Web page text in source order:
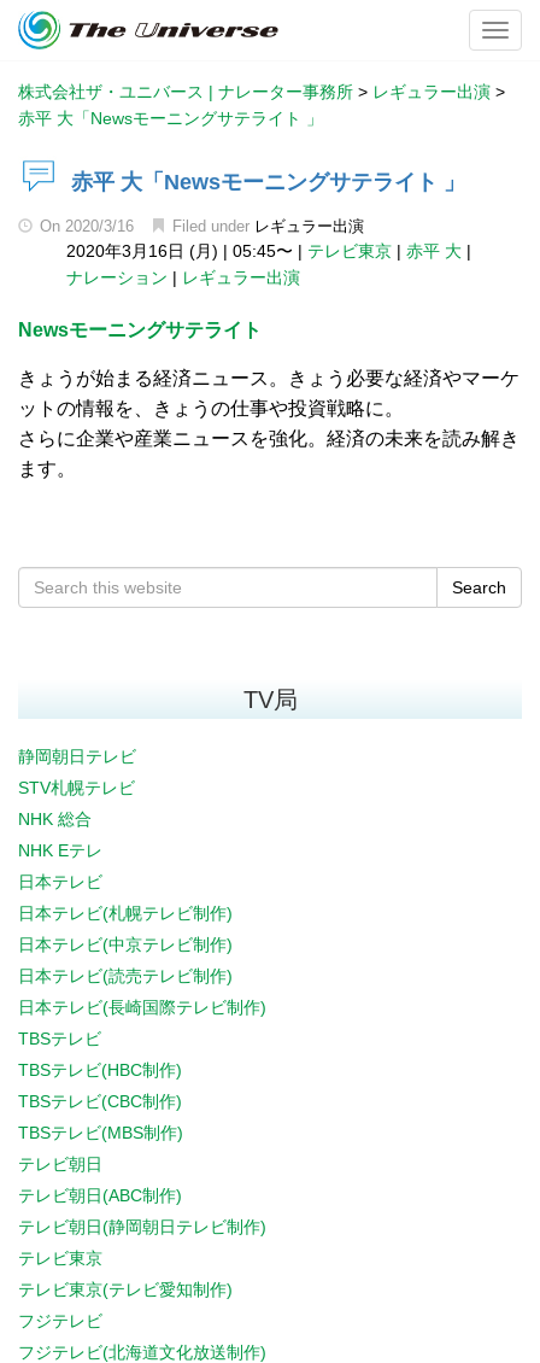
株式会社ザ・ユニバース | ナレーター事務所 > レギュラー出演 >
赤平 大「Newsモーニングサテライト 」
赤平 大「Newsモーニングサテライト 」
On 2020/3/16 Filed under レギュラー出演
2020年3月16日 (月) | 05:45〜 | テレビ東京 | 赤平 大 |
ナレーション | レギュラー出演
Newsモーニングサテライト
きょうが始まる経済ニュース。きょう必要な経済やマーケ
ットの情報を、きょうの仕事や投資戦略に。
さらに企業や産業ニュースを強化。経済の未来を読み解き
ます。
Search
TV局
静岡朝日テレビ
STV札幌テレビ
NHK 総合
NHK Eテレ
日本テレビ
日本テレビ(札幌テレビ制作)
日本テレビ(中京テレビ制作)
日本テレビ(読売テレビ制作)
日本テレビ(長崎国際テレビ制作)
TBSテレビ
TBSテレビ(HBC制作)
TBSテレビ(CBC制作)
TBSテレビ(MBS制作)
テレビ朝日
テレビ朝日(ABC制作)
テレビ朝日(静岡朝日テレビ制作)
テレビ東京
テレビ東京(テレビ愛知制作)
フジテレビ
フジテレビ(北海道文化放送制作)